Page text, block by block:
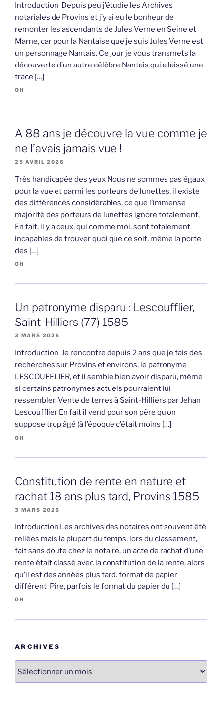
Introduction Depuis peu j’étudie les Archives
notariales de Provins et j’y ai eu le bonheur de
remonter les ascendants de Jules Verne en Seine et
Marne, car pour la Nantaise que je suis Jules Verne est
un personnage Nantais. Ce jour je vous transmets la
découverte d’un autre célèbre Nantais qui a laissé une
trace […]
OH
A 88 ans je découvre la vue comme je
ne l’avais jamais vue !
25 AVRIL 2026
Très handicapée des yeux Nous ne sommes pas égaux
pour la vue et parmi les porteurs de lunettes, il existe
des différences considérables, ce que l’immense
majorité des porteurs de lunettes ignore totalement.
En fait, il y a ceux, qui comme moi, sont totalement
incapables de trouver quoi que ce soit, même la porte
des […]
OH
Un patronyme disparu : Lescoufflier,
Saint-Hilliers (77) 1585
3 MARS 2026
Introduction Je rencontre depuis 2 ans que je fais des
recherches sur Provins et environs, le patronyme
LESCOUFFLIER, et il semble bien avoir disparu, même
si certains patronymes actuels pourraient lui
ressembler. Vente de terres à Saint-Hilliers par Jehan
Lescoufflier En fait il vend pour son père qu’on
suppose trop âgé (à l’époque c’était moins […]
OH
Constitution de rente en nature et
rachat 18 ans plus tard, Provins 1585
3 MARS 2026
Introduction Les archives des notaires ont souvent été
reliées mais la plupart du temps, lors du classement,
fait sans doute chez le notaire, un acte de rachat d’une
rente était classé avec la constitution de la rente, alors
qu’il est des années plus tard. format de papier
différent Pire, parfois le format du papier du […]
OH
ARCHIVES